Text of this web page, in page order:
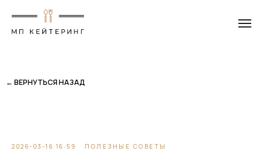
← ВЕРНУТЬСЯ НАЗАД
2026-03-16 16:59 ПОЛЕЗНЫЕ СОВЕТЫ